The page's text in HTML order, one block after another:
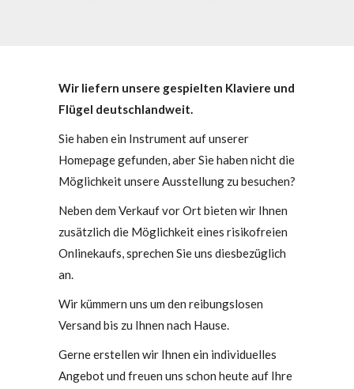
Wir liefern unsere gespielten Klaviere und
Flügel deutschlandweit.
Sie haben ein Instrument auf unserer
Homepage gefunden, aber Sie haben nicht die
Möglichkeit unsere Ausstellung zu besuchen?
Neben dem Verkauf vor Ort bieten wir Ihnen
zusätzlich die Möglichkeit eines risikofreien
Onlinekaufs, sprechen Sie uns diesbezüglich
an.
Wir kümmern uns um den reibungslosen
Versand bis zu Ihnen nach Hause.
Gerne erstellen wir Ihnen ein individuelles
Angebot und freuen uns schon heute auf Ihre